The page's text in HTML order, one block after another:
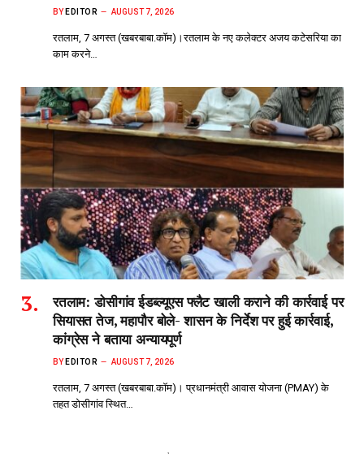
BY EDITOR AUGUST 7, 2026
रतलाम, 7 अगस्त (खबरबाबा.कॉम)।रतलाम के नए कलेक्टर अजय कटेसरिया का
काम करने…
रतलाम: डोसीगांव ईडब्ल्यूएस फ्लैट खाली कराने की कार्रवाई पर
सियासत तेज, महापौर बोले- शासन के निर्देश पर हुई कार्रवाई,
कांग्रेस ने बताया अन्यायपूर्ण
BY EDITOR AUGUST 7, 2026
रतलाम, 7 अगस्त (खबरबाबा.कॉम)। प्रधानमंत्री आवास योजना (PMAY) के
तहत डोसीगांव स्थित…